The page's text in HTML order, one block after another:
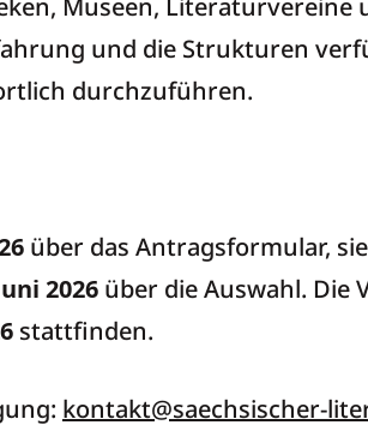
Museen, Literaturvereine
und die Strukturen
durchzuführen.
über das Antragsformular,
2026 über die Auswahl. Die
stattfinden.
kontakt@saechsischer-